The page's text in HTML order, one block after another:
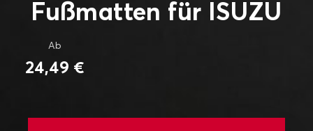
Fußmatten für ISUZU
Ab
24,49 €